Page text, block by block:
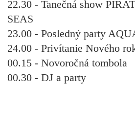
22.30 - Tanečná show
SEAS
23.00 - Posledný party
24.00 - Privítanie Nového
00.15 - Novoročná tombola
00.30 - DJ a party